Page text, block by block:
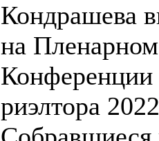
Кондрашева
на
риэлтора